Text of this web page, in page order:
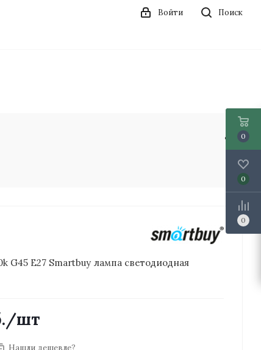
Поиск
Войти
G45 Е27 Smartbuy лампа светодиодная
/шт
Нашли дешевле?
0
0
0